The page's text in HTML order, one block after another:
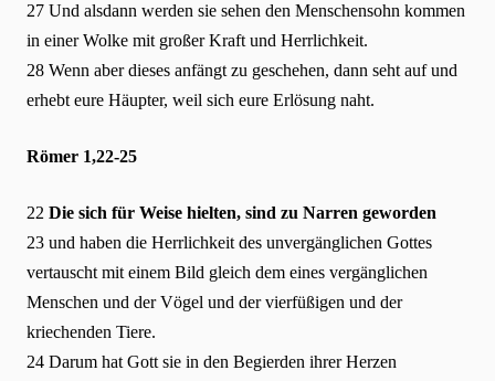
27 Und alsdann werden sie sehen den Menschensohn kommen
in einer Wolke mit großer Kraft und Herrlichkeit.
28 Wenn aber dieses anfängt zu geschehen, dann seht auf und
erhebt eure Häupter, weil sich eure Erlösung naht.
Römer 1,22-25
22 Die sich für Weise hielten, sind zu Narren geworden
23 und haben die Herrlichkeit des unvergänglichen Gottes
vertauscht mit einem Bild gleich dem eines vergänglichen
Menschen und der Vögel und der vierfüßigen und der
kriechenden Tiere.
24 Darum hat Gott sie in den Begierden ihrer Herzen